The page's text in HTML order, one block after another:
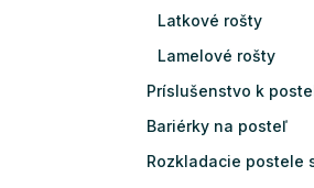
Latkové rošty
Lamelové rošty
Príslušenstvo k
Bariérky na posteľ
Rozkladacie postele